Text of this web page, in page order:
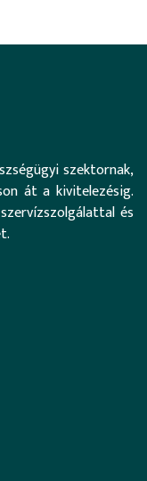
szektornak,
át a kivitelezésig.
és